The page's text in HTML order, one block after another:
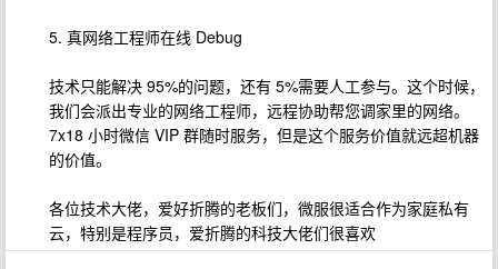
5. 真网络工程师在线 Debug
技术只能解决 95%的问题，还有 5%需要人工参与。这个时候，
我们会派出专业的网络工程师，远程协助帮您调家里的网络。
7x18 小时微信 VIP 群随时服务，但是这个服务价值就远超机器
的价值。
各位技术大佬，爱好折腾的老板们，微服很适合作为家庭私有
云，特别是程序员，爱折腾的科技大佬们很喜欢